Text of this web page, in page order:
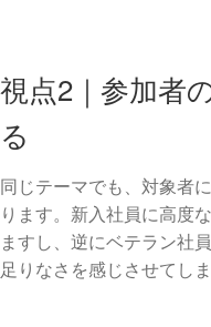
視点2｜参加者
る
同じテーマでも、対象者
ります。新入社員に高度
ますし、逆にベテラン社
足りなさを感じさせてしま